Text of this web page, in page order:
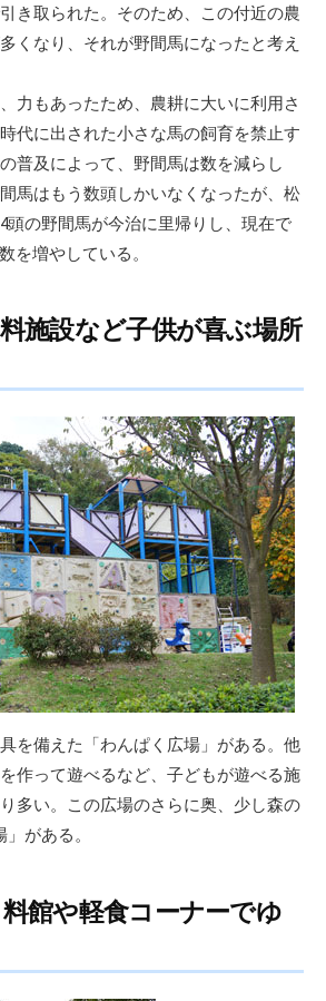
き取られた。そのため、この付近の農
くなり、それが野間馬になったと考え
力もあったため、農耕に大いに利用さ
代に出された小さな馬の飼育を禁止す
普及によって、野間馬は数を減らし
馬はもう数頭しかいなくなったが、松
頭の野間馬が今治に里帰りし、現在で
を増やしている。
施設など子供が喜ぶ場所
を備えた「わんぱく広場」がある。他
作って遊べるなど、子どもが遊べる施
多い。この広場のさらに奥、少し森の
がある。
館や軽食コーナーでゆ